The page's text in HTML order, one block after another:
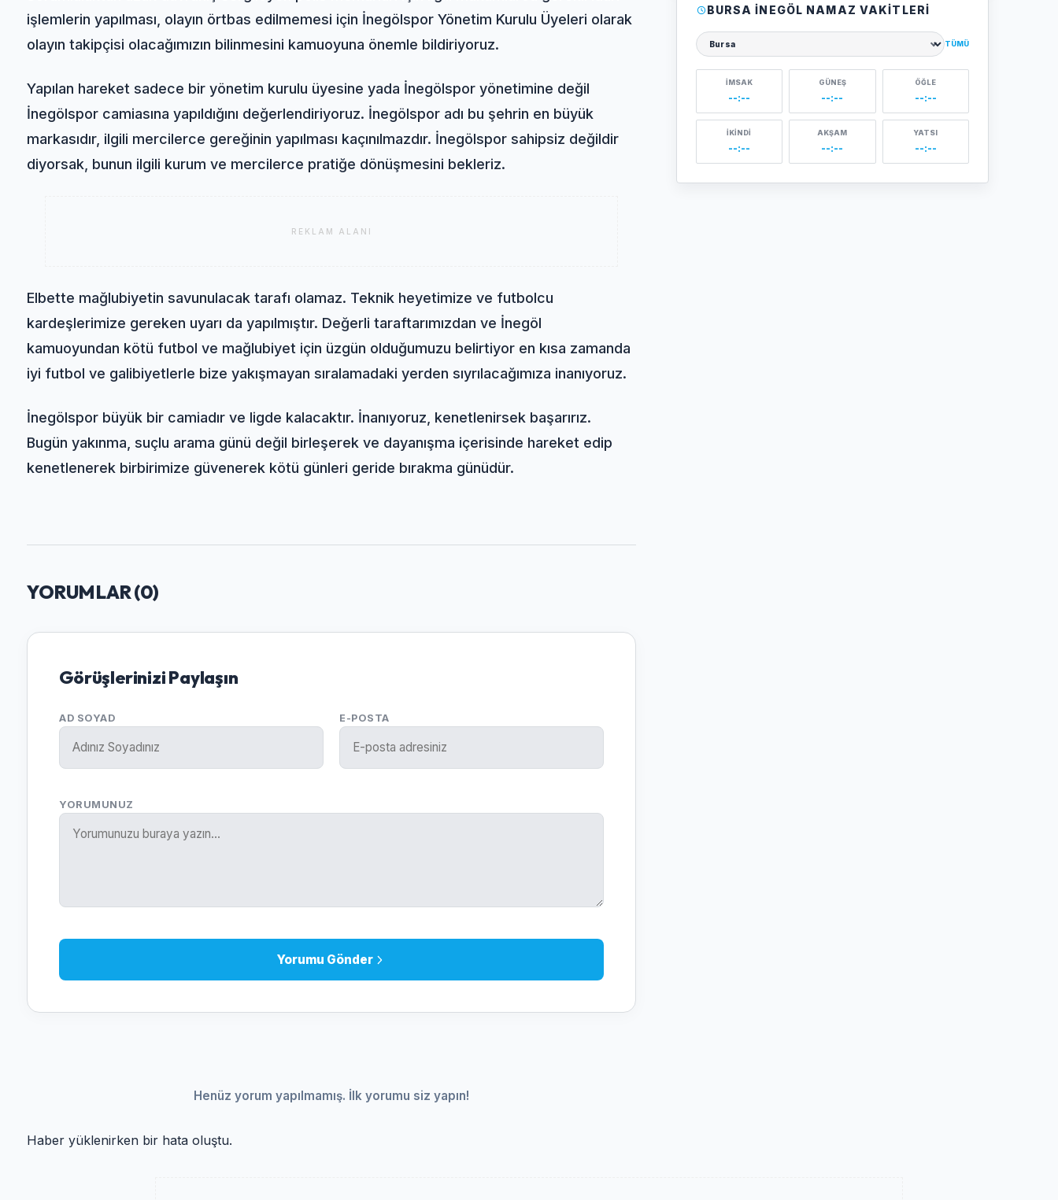
işlemlerin yapılması, olayın örtbas edilmemesi için İnegölspor Yönetim Kurulu Üyeleri olarak
olayın takipçisi olacağımızın bilinmesini kamuoyuna önemle bildiriyoruz.
Yapılan hareket sadece bir yönetim kurulu üyesine yada İnegölspor yönetimine değil
İnegölspor camiasına yapıldığını değerlendiriyoruz. İnegölspor adı bu şehrin en büyük
markasıdır, ilgili mercilerce gereğinin yapılması kaçınılmazdır. İnegölspor sahipsiz değildir
diyorsak, bunun ilgili kurum ve mercilerce pratiğe dönüşmesini bekleriz.
REKLAM ALANI
Elbette mağlubiyetin savunulacak tarafı olamaz. Teknik heyetimize ve futbolcu
kardeşlerimize gereken uyarı da yapılmıştır. Değerli taraftarımızdan ve İnegöl
kamuoyundan kötü futbol ve mağlubiyet için üzgün olduğumuzu belirtiyor en kısa zamanda
iyi futbol ve galibiyetlerle bize yakışmayan sıralamadaki yerden sıyrılacağımıza inanıyoruz.
İnegölspor büyük bir camiadır ve ligde kalacaktır. İnanıyoruz, kenetlenirsek başarırız.
Bugün yakınma, suçlu arama günü değil birleşerek ve dayanışma içerisinde hareket edip
kenetlenerek birbirimize güvenerek kötü günleri geride bırakma günüdür.
YORUMLAR (0)
Görüşlerinizi Paylaşın
AD SOYAD E-POSTA
YORUMUNUZ
Yorumu Gönder
Henüz yorum yapılmamış. İlk yorumu siz yapın!
Haber yüklenirken bir hata oluştu.
BURSA İNEGÖL NAMAZ VAKITLERI
Şehir seçin
TÜMÜ
İMSAK
--:--
GÜNEŞ
--:--
ÖĞLE
--:--
İKINDI
--:--
AKŞAM
--:--
YATSI
--:--